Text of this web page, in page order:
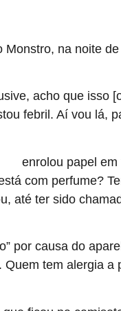
na noite
acho que isso
febril. Aí vou lá,
enrolou papel
com perfume?
até ter sido
por causa do
tem alergia a